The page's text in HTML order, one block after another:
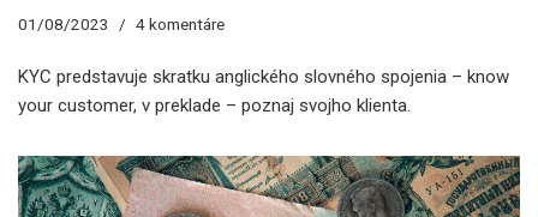
01/08/2023 4 komentáre
KYC predstavuje skratku anglického slovného spojenia – know
your customer, v preklade – poznaj svojho klienta.